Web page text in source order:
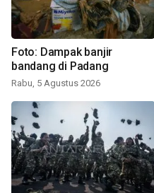
Foto: Dampak banjir
bandang di Padang
Rabu, 5 Agustus 2026